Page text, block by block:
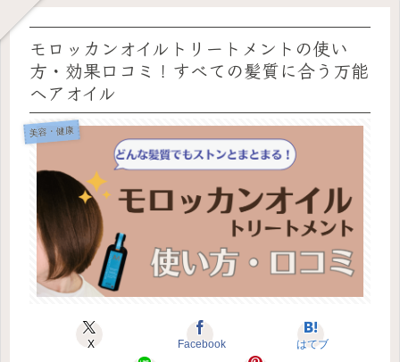
モロッカンオイルトリートメントの使い
方・効果口コミ！すべての髪質に合う万能
ヘアオイル
美容・健康
X Facebook はてブ